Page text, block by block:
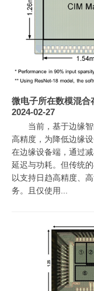
微电子所在数模混合
2024-02-27
当前，基于边缘
高精度，为降低边缘
在边缘设备端，通过
延迟与功耗。但传统
以支持日趋高精度、
务。且仅使用...